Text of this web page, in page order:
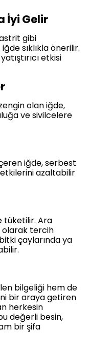
İyi Gelir
gibi
sıklıkla önerilir.
etkisi
olan iğde,
ve sivilcelere
iğde, serbest
azaltabilir
tüketilir. Ara
olarak tercih
çaylarında ya
bilgeliği hem de
bir araya getiren
herkesin
değerli besin,
bir şifa